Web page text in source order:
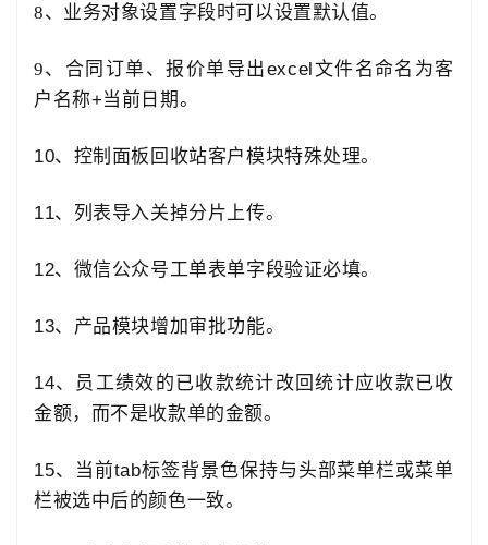
8、业务对象设置字段时可以设置默认值。
9、 合同订单、报价单导出excel文件名命名为客
户名称+当前日期。
10、 控制面板回收站客户模块特殊处理。
11、 列表导入关掉分片上传。
12、 微信公众号工单表单字段验证必填。
13、 产品模块增加审批功能。
14、 员工绩效的已收款统计改回统计应收款已收
金额 ，而不是收款单的金额。
15、 当前tab标签背景色保持与头部菜单栏或菜单
栏被选中后的颜色一致。